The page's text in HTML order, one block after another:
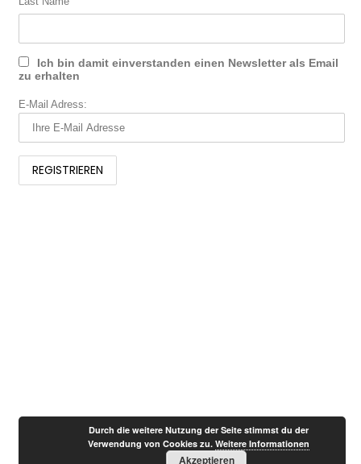
Ich bin damit einverstanden einen Newsletter als Email
zu erhalten
E-Mail Adress:
Durch die weitere Nutzung der Seite stimmst du der
Verwendung von Cookies zu. Weitere Informationen
Akzeptieren